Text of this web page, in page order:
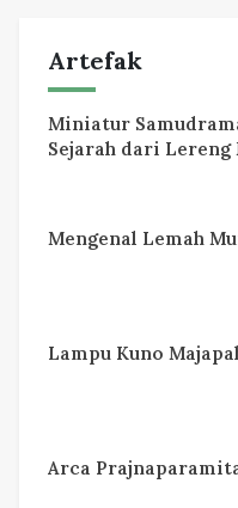
Artefak
Miniatur
Sejarah dari Lereng
Mengenal Lemah
Lampu Kuno
Arca